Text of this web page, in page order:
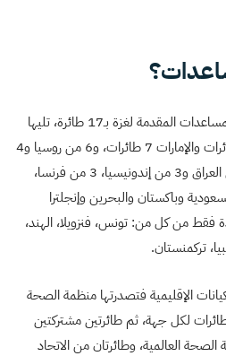
تصدرت الكويت جسور طائرات المساعدات المقدمة لغزة بـ17 طائرة، تليها
تركيا بـ10 طائرات، ثم قطر بـ8 طائرات والإمارات 7 طائرات، و6 من روسيا و4
من الجزائر، و3 من الأردن و3 من العراق و3 من إندونيسيا، 3 من فرنسا،
وباكستان والبحرين وإنجلترا
فقط من كل من: تونس، فنزويلا، الهند،
تركمنستان.
الإقليمية فتصدرتها منظمة الصحة
ومنظمة اليونيسيف بـ8 طائرات لكل جهة، ثم طائرتين مشتركتين
من منظمة الصحة العالمية، وطائرتان من الاتحاد